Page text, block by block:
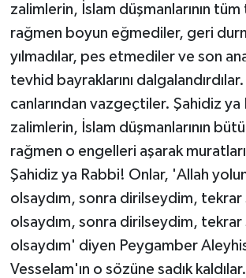
zalimlerin, İslam düşmanlarının
rağmen boyun eğmediler, geri
yılmadılar, pes etmediler ve son
tevhid bayraklarını
canlarından vazgeçtiler. Şahidiz
zalimlerin, İslam düşmanlarının
rağmen o engelleri aşarak
Şahidiz ya Rabbi! Onlar, 'Allah
olsaydım, sonra dirilseydim, tekrar
olsaydım, sonra dirilseydim, tekrar
olsaydım' diyen Peygamber
Vesselam'ın o sözüne sadık